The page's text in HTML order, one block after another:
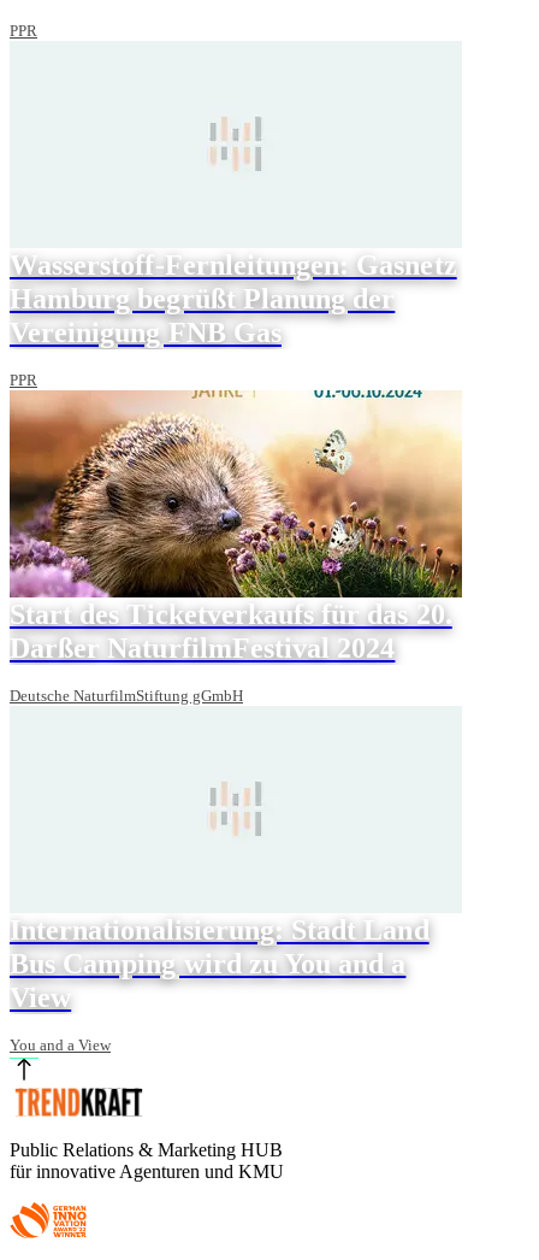
PPR
Wasserstoff-Fernleitungen: Gasnetz
Hamburg begrüßt Planung der
Vereinigung FNB Gas
PPR
Start des Ticketverkaufs für das 20.
Darßer NaturfilmFestival 2024
Deutsche NaturfilmStiftung gGmbH
Internationalisierung: Stadt Land
Bus Camping wird zu You and a
View
You and a View
Public Relations & Marketing HUB
für innovative Agenturen und KMU